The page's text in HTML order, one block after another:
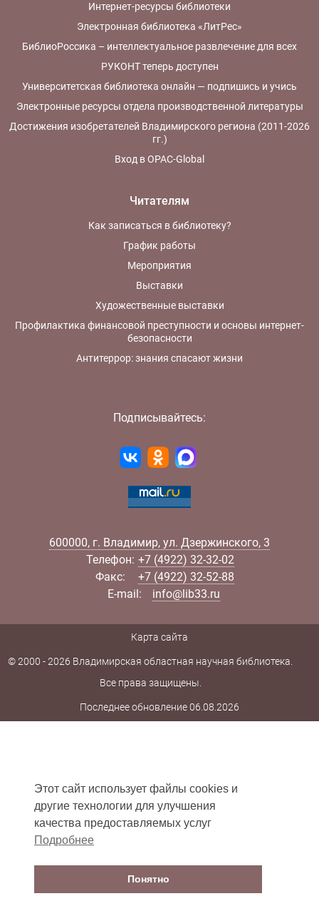
Интернет-ресурсы библиотеки
Электронная библиотека «ЛитРес»
БиблиоРоссика – интеллектуальное развлечение для всех
РУКОНТ теперь доступен
Университетская библиотека онлайн — подпишись и учись
Электронные ресурсы отдела производственной литературы
Достижения изобретателей Владимирского региона (2011-2026
гг.)
Вход в OPAC-Global
Читателям
Как записаться в библиотеку?
График работы
Мероприятия
Выставки
Художественные выставки
Профилактика финансовой преступности и основы интернет-
безопасности
Антитеррор: знания спасают жизни
Подписывайтесь:
600000, г. Владимир, ул. Дзержинского, 3
Телефон: +7 (4922) 32-32-02
Факс:
+7 (4922) 32-52-88
E-mail:
info@lib33.ru
© 2000 - 2026 Владимирская областная научная библиотека.
Все права защищены.
Карта сайта
Последнее обновление 06.08.2026
Этот сайт использует файлы cookies и
другие технологии для улучшения
качества предоставляемых услуг
Подробнее
Понятно